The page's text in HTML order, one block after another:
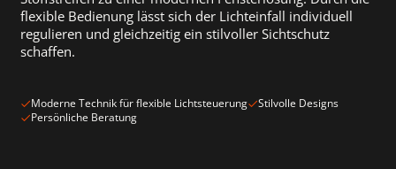
flexible Bedienung lässt sich der Lichteinfall individuell
regulieren und gleichzeitig ein stilvoller Sichtschutz
schaffen.
Moderne Technik für flexible Lichtsteuerung
Stilvolle Designs
Persönliche Beratung